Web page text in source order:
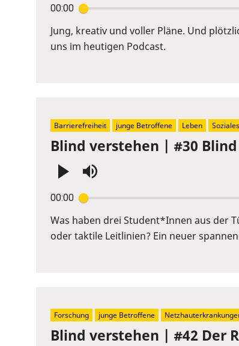
00:00
Enter
or
Space
Jung, kreativ und voller Pläne. Und
uns im heutigen Podcast.
Blind verstehen | #30
00:00
Enter
or
Space
Was haben drei Student*Innen aus der
oder taktile Leitlinien? Ein neuer
Barrierefreiheit junge Betroffene Leben Soziales
Blind verstehen | #42 Der
Forschung junge Betroffene